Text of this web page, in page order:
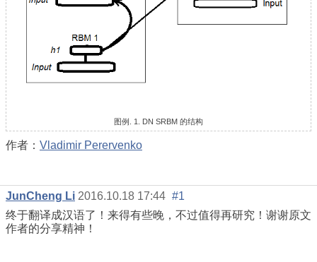
图例. 1. DN SRBM 的结构
作者： Vladimir Perervenko
JunCheng Li 2016.10.18 17:44 #1
终于翻译成汉语了！来得有些晚，不过值得再研究！谢谢原文
作者的分享精神！